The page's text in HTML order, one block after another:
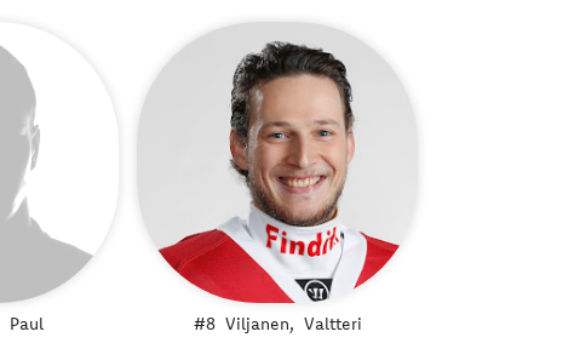
Paul #8 Viljanen, Valtteri